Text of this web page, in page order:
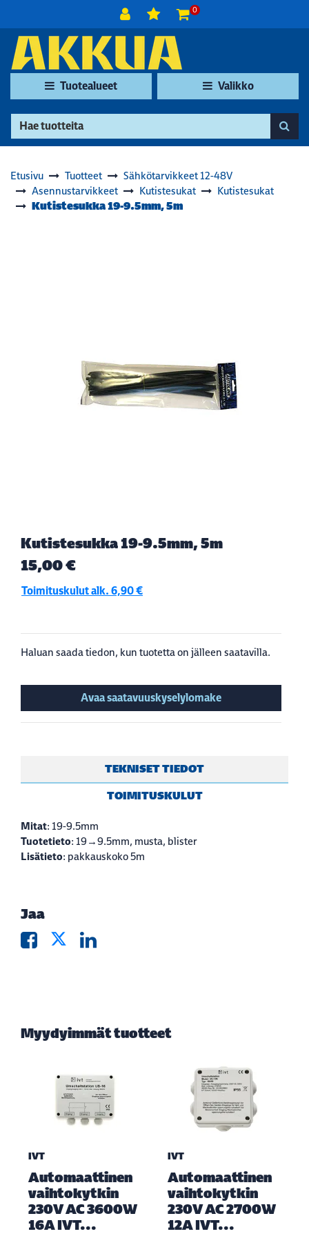
0
Tuotealueet Valikko
Etusivu Tuotteet
Sähkötarvikkeet 12-48V
Asennustarvikkeet
Kutistesukat Kutistesukat
Kutistesukka 19-9.5mm, 5m
Kutistesukka 19-9.5mm, 5m
15,00 €
Toimituskulut alk. 6,90 €
Haluan saada tiedon, kun tuotetta on jälleen saatavilla.
Avaa saatavuuskyselylomake
TEKNISET TIEDOT
TOIMITUSKULUT
Mitat: 19-9.5mm
Tuotetieto: 19→9.5mm, musta, blister
Lisätieto: pakkauskoko 5m
Jaa
Myydyimmät tuotteet
IVT
Automaattinen
vaihtokytkin
230V AC 3600W
16A IVT...
IVT
Automaattinen
vaihtokytkin
230V AC 2700W
12A IVT...